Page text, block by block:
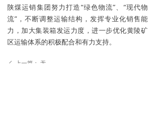
ꄴ 上一篇： 无
陕煤运销集团努力打造“绿色物流”、“现代物
流”，不断调整运输结构，发挥专业化销售能
力，加大集装箱发运力度，进一步优化黄陵矿
区运输体系的积极配合和有力支持。